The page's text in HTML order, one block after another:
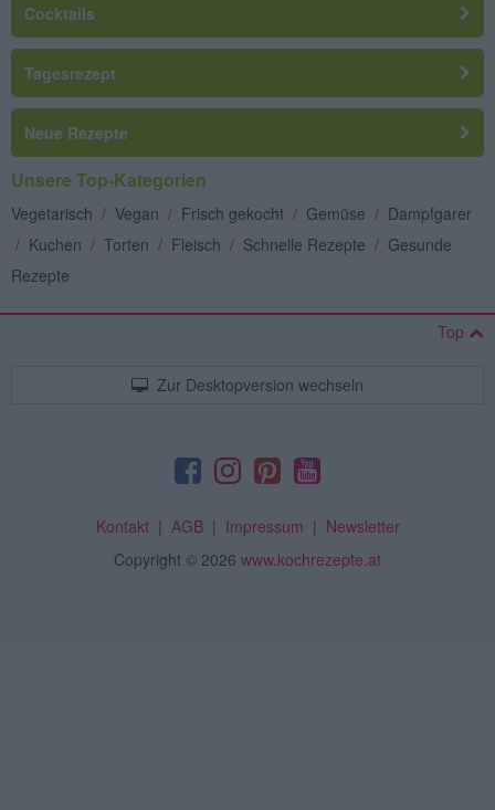
Cocktails
Tagesrezept
Neue Rezepte
Unsere Top-Kategorien
Vegetarisch / Vegan / Frisch gekocht / Gemüse / Dampfgarer
/ Kuchen / Torten / Fleisch / Schnelle Rezepte / Gesunde
Rezepte
Top
Zur Desktopversion wechseln
Kontakt| AGB| Impressum | Newsletter
Copyright © 2026 www.kochrezepte.at